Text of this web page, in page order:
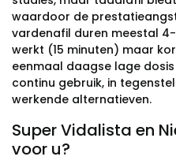
waardoor de
vardenafil duren meestal
werkt (15 minuten) maar
eenmaal daagse lage
continu gebruik, in
werkende alternatieven.
Super Vidalista en
voor u?